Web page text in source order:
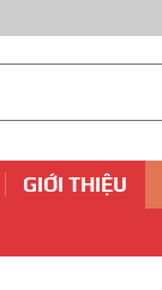
GIỚI THIỆU